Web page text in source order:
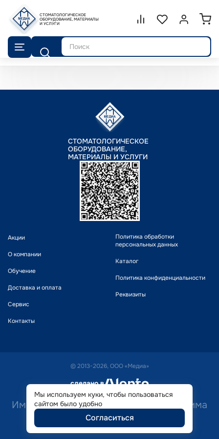
СТОМАТОЛОГИЧЕСКОЕ
ОБОРУДОВАНИЕ, МАТЕРИАЛЫ
И УСЛУГИ
Сравнение.
СписокВойти или
Поиск
СТОМАТОЛОГИЧЕСКОЕ
ОБОРУДОВАНИЕ,
МАТЕРИАЛЫ И УСЛУГИ
Акции
О компании
Обучение
Доставка и оплата
Сервис
Контакты
Политика обработки
персональных данных
Каталог
Политика конфиденциальности
Реквизиты
© 2013-2026, ООО «Медиа»
сделано в alente
Имеются противопоказания. Необходима
консультация специалиста.
Мы используем куки, чтобы пользоваться
сайтом было удобно
Согласиться